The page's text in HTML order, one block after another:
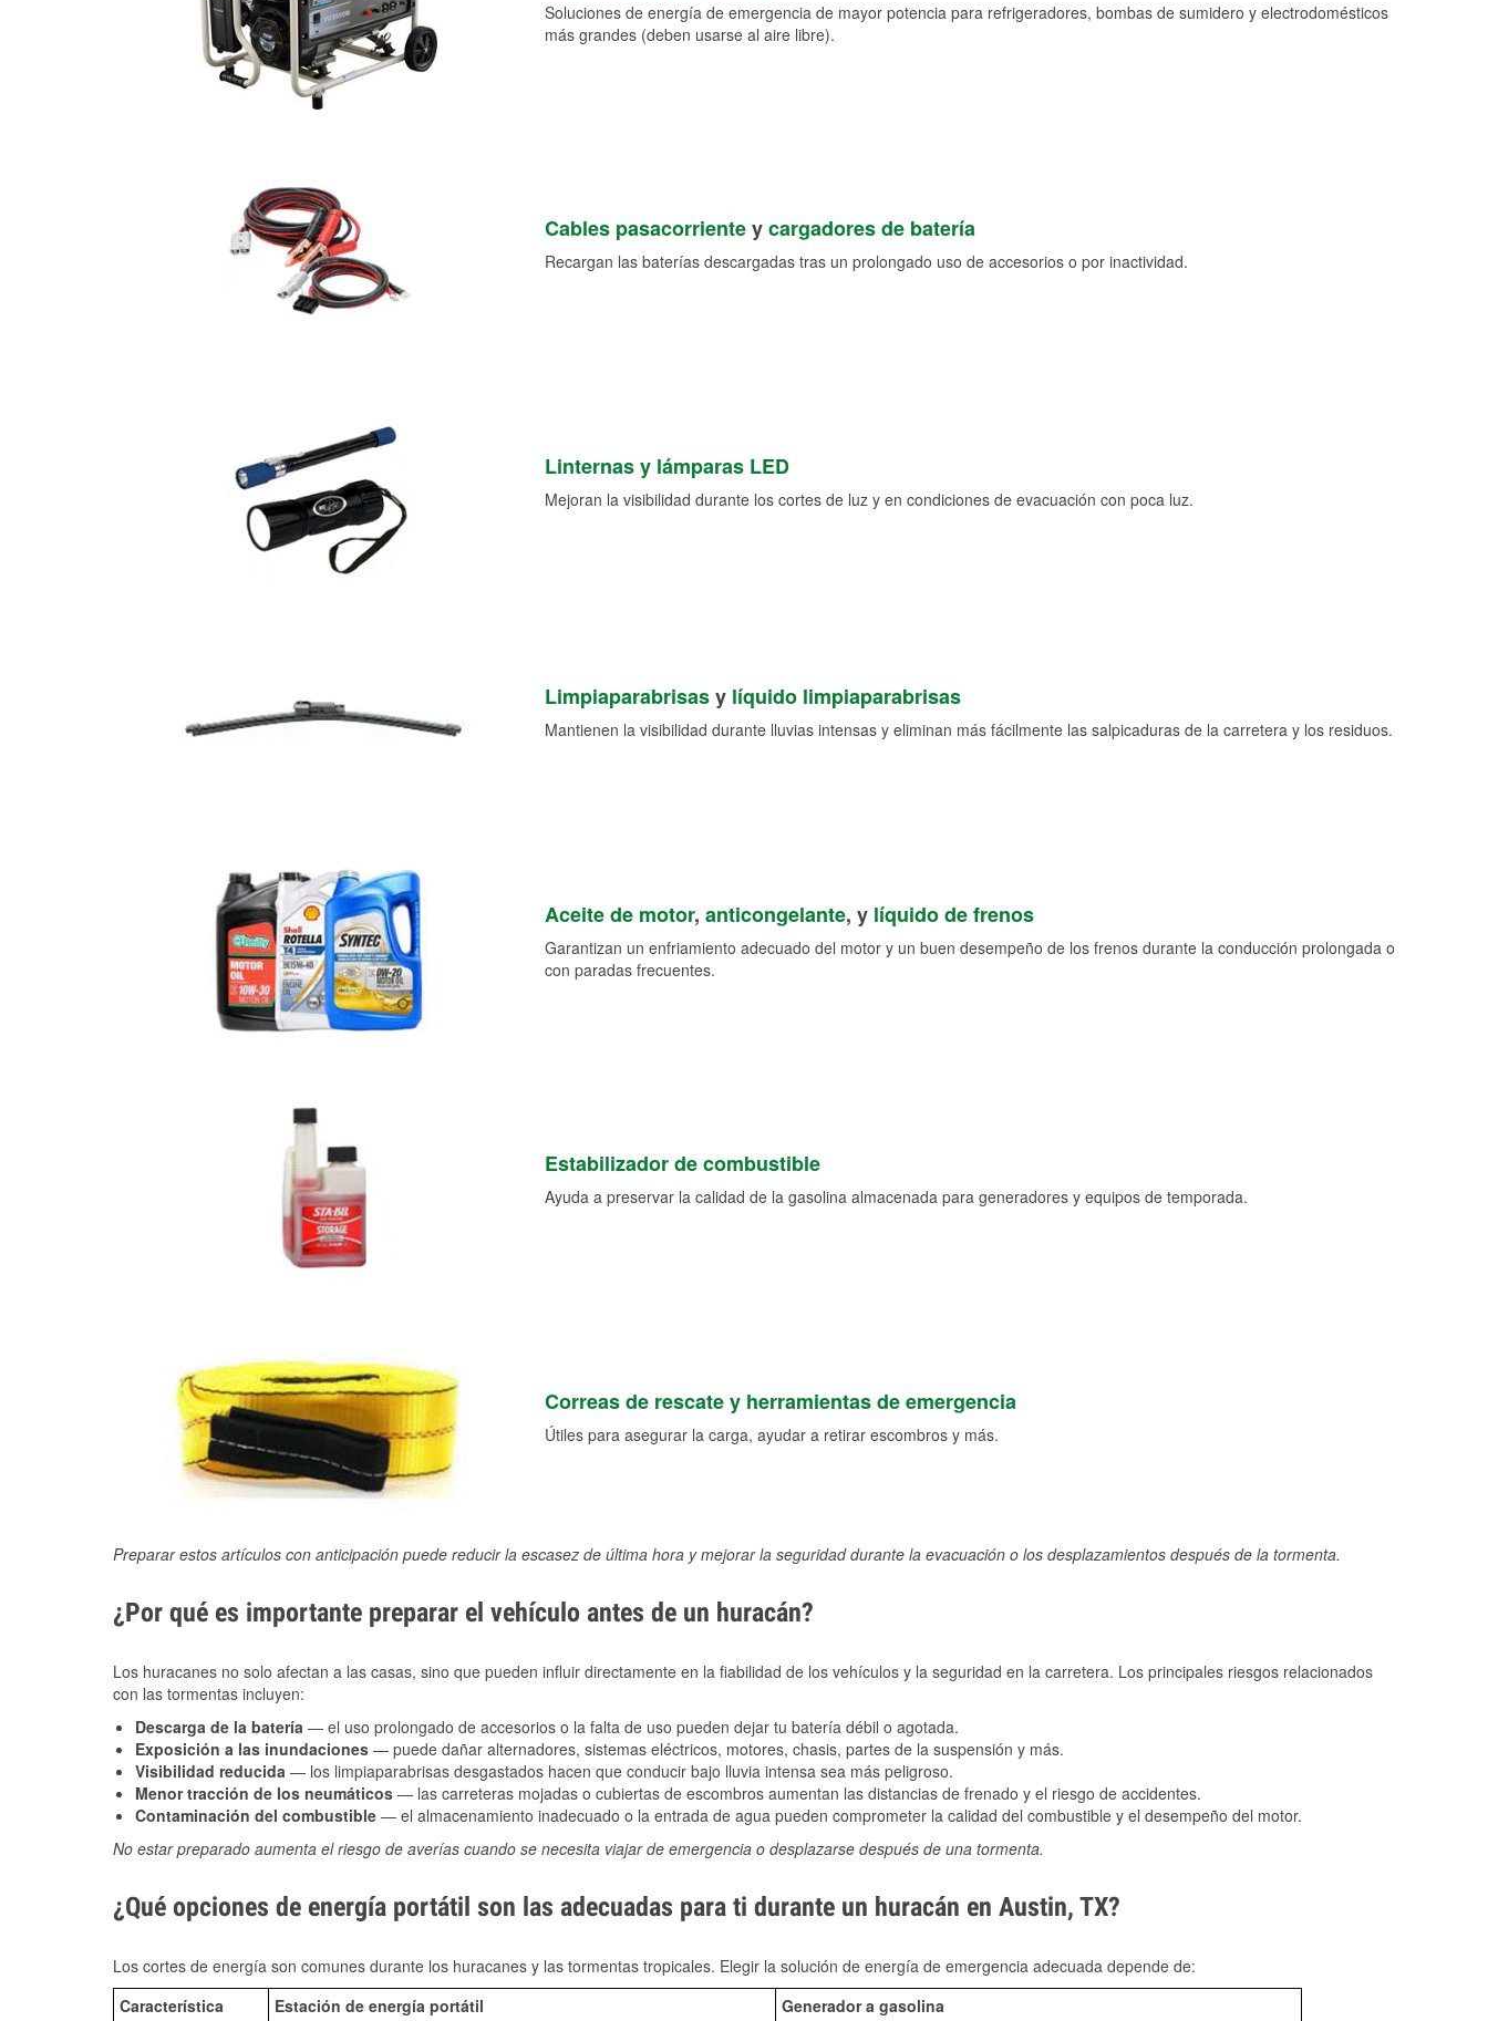
Soluciones de energía de emergencia de mayor potencia para refrigeradores, bombas de sumidero y electrodomésticos
más grandes (deben usarse al aire libre).
Cables pasacorrienteycargadores de batería
Recargan las baterías descargadas tras un prolongado uso de accesorios o por inactividad.
Linternas y lámparas LED
Mejoran la visibilidad durante los cortes de luz y en condiciones de evacuación con poca luz.
Limpiaparabrisasy líquido limpiaparabrisas
Mantienen la visibilidad durante lluvias intensas y eliminan más fácilmente las salpicaduras de la carretera y los residuos.
Aceite de motor, anticongelante, y líquido de frenos
Garantizan un enfriamiento adecuado del motor y un buen desempeño de los frenos durante la conducción prolongada o
con paradas frecuentes.
Estabilizador de combustible
Ayuda a preservar la calidad de la gasolina almacenada para generadores y equipos de temporada.
Correas de rescate y herramientas de emergencia
Útiles para asegurar la carga, ayudar a retirar escombros y más.
Preparar estos artículos con anticipación puede reducir la escasez de última hora y mejorar la seguridad durante la evacuación o los desplazamientos después de la tormenta.
¿Por qué es importante preparar el vehículo antes de un huracán?
Los huracanes no solo afectan a las casas, sino que pueden influir directamente en la fiabilidad de los vehículos y la seguridad en la carretera. Los principales riesgos relacionados
con las tormentas incluyen:
Descarga de la batería — el uso prolongado de accesorios o la falta de uso pueden dejar tu batería débil o agotada.
Exposición a las inundaciones — puede dañar alternadores, sistemas eléctricos, motores, chasis, partes de la suspensión y más.
Visibilidad reducida — los limpiaparabrisas desgastados hacen que conducir bajo lluvia intensa sea más peligroso.
Menor tracción de los neumáticos — las carreteras mojadas o cubiertas de escombros aumentan las distancias de frenado y el riesgo de accidentes.
Contaminación del combustible — el almacenamiento inadecuado o la entrada de agua pueden comprometer la calidad del combustible y el desempeño del motor.
No estar preparado aumenta el riesgo de averías cuando se necesita viajar de emergencia o desplazarse después de una tormenta.
¿Qué opciones de energía portátil son las adecuadas para ti durante un huracán en Austin, TX?
Los cortes de energía son comunes durante los huracanes y las tormentas tropicales. Elegir la solución de energía de emergencia adecuada depende de:
Característica
Estación de energía portátil Generador a gasolina